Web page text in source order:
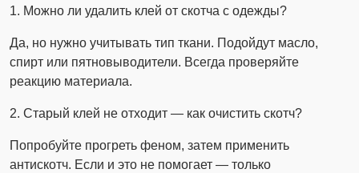
1. Можно ли удалить клей от скотча с одежды?
Да, но нужно учитывать тип ткани. Подойдут масло,
спирт или пятновыводители. Всегда проверяйте
реакцию материала.
2. Старый клей не отходит — как очистить скотч?
Попробуйте прогреть феном, затем применить
антискотч. Если и это не помогает — только